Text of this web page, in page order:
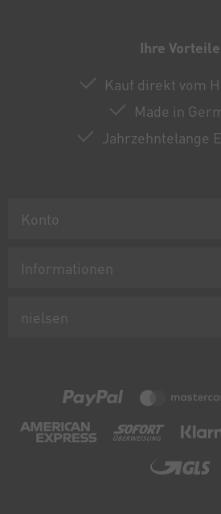
Ihre Vorteile
Kauf direkt vom
Made in
Jahrzehntelange
Konto
Informationen
nielsen